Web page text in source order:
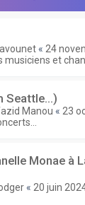
« 24
musiciens et
Seattle...)
Manou « 23
Monae à
« 20 juin